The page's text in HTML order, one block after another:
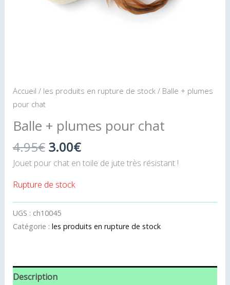
Accueil / les produits en rupture de stock/ Balle + plumes
pour chat
Balle + plumes pour chat
4.95€ 3.00€
Jouet pour chat en toile de jute très résistant !
Rupture de stock
UGS : ch10045
Catégorie : les produits en rupture de stock
Description